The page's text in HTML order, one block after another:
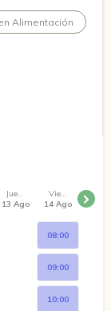
Alimentación
Jueves
13 Ago
Viernes
14 Ago
08:00
09:00
10:00